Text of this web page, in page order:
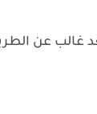
غالب عن